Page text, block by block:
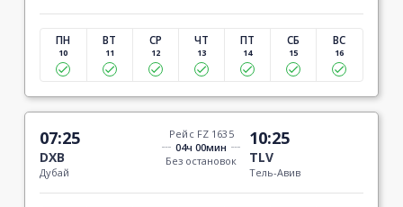
ПН
10
ВТ
11
СР
12
ЧТ
13
ПТ
14
СБ
15
ВС
16
07:25
DXB
Дубай
Рейс FZ 1635
04ч 00мин
Без остановок
10:25
TLV
Тель-Авив